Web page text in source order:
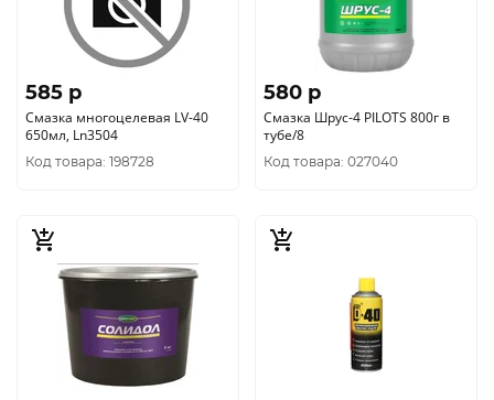
585 p
Смазка многоцелевая LV-40
650мл, Ln3504
Код товара: 198728
580 p
Смазка Шрус-4 PILOTS 800г в
тубе/8
Код товара: 027040